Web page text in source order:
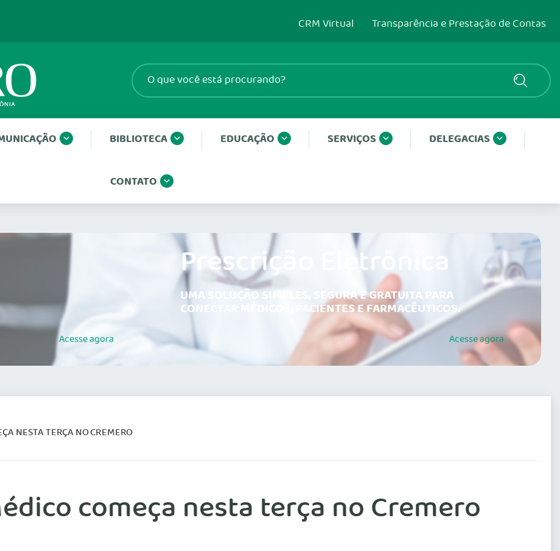
CRM Virtual Transparência e Prestação de Contas
BIBLIOTECA EDUCAÇÃO SERVIÇOS DELEGACIAS
CONTATO
Acesseagora
Prescrição Eletrônica
UMA SOLUÇÃO SIMPLES, SEGURA E GRATUITA PARA
CONECTAR MÉDICOS, PACIENTES E FARMACÊUTICOS.
Acesseagora
NESTA TERÇA NO CREMERO
começa nesta terça no Cremero